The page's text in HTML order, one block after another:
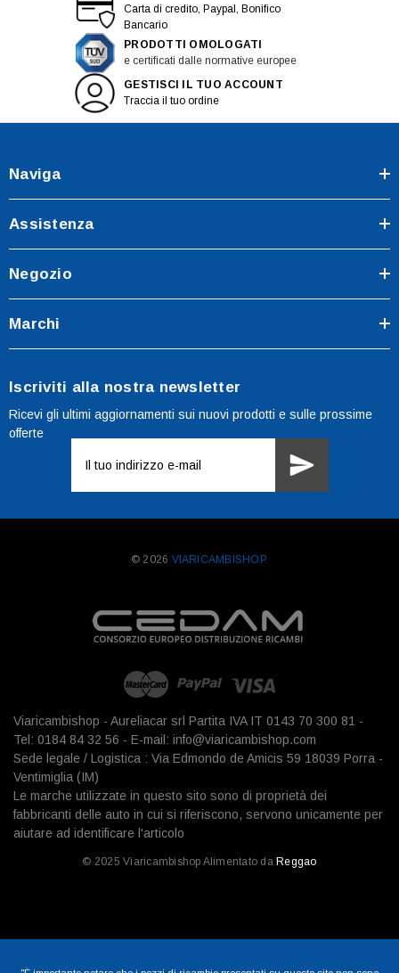
Carta di credito, Paypal, Bonifico
Bancario
PRODOTTI OMOLOGATI
e certificati dalle normative europee
GESTISCI IL TUO ACCOUNT
Traccia il tuo ordine
Naviga
Assistenza
Negozio
Marchi
Iscriviti alla nostra newsletter
Ricevi gli ultimi aggiornamenti sui nuovi prodotti e sulle prossime
offerte
mail
© 2026 VIARICAMBISHOP.
Viaricambishop - Aureliacar srl Partita IVA IT 0143 70 300 81 -
Tel: 0184 84 32 56 - E-mail: info@viaricambishop.com
Sede legale / Logistica : Via Edmondo de Amicis 59 18039 Porra -
Ventimiglia (IM)
Le marche utilizzate in questo sito sono di proprietà dei
fabbricanti delle auto in cui si riferiscono, servono unicamente per
aiutare ad identificare l'articolo
© 2025 Viaricambishop Alimentato da Reggao